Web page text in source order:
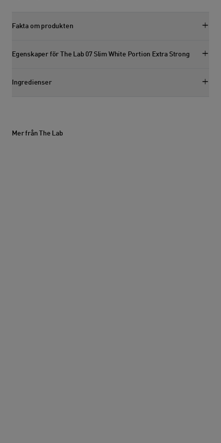
Fakta om produkten
Visa faktasektion
Egenskaper för The Lab 07 Slim White Portion Extra Strong
Visa egenskapssektion
Ingredienser
Visa ingredienssektion
Mer från The Lab